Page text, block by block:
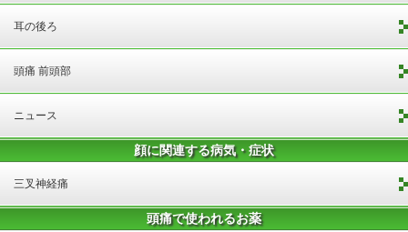
耳の後ろ
頭痛 前頭部
ニュース
顔に関連する病気・症状
三叉神経痛
頭痛で使われるお薬